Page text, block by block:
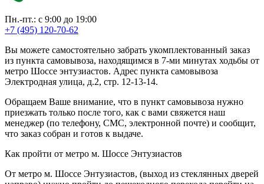
Пн.-пт.: с 9:00 до 19:00
+7 (495) 120-70-62
Вы можете самостоятельно забрать укомплектованный заказ
из пункта самовывоза, находящимся в 7-ми минутах ходьбы от
метро Шоссе энтузиастов. Адрес пункта самовывоза
Электродная улица, д.2, стр. 12-13-14.
Обращаем Ваше внимание, что в пункт самовывоза нужно
приезжать только после того, как с вами свяжется наш
менеджер (по телефону, СМС, электронной почте) и сообщит,
что заказ собран и готов к выдаче.
Как пройти от метро м. Шоссе Энтузиастов
От метро м. Шоссе Энтузиастов, (выход из стеклянных дверей